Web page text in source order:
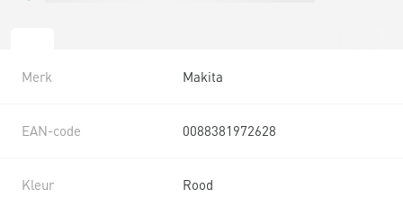
Merk Makita
EAN-code 0088381972628
Kleur Rood